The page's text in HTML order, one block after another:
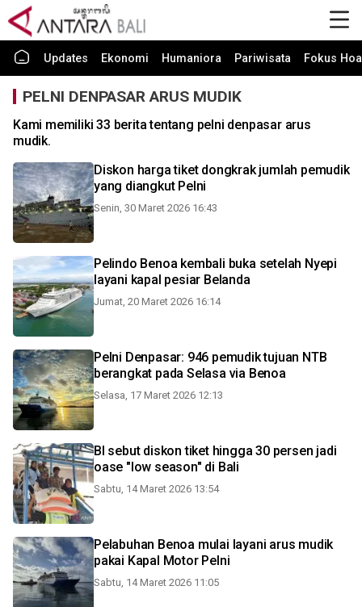
Updates Ekonomi Humaniora Pariwisata Fokus
PELNI DENPASAR ARUS MUDIK
Kami memiliki 33 berita tentang pelni denpasar arus
mudik.
Diskon harga tiket dongkrak jumlah pemudik
yang diangkut Pelni
Senin, 30 Maret 2026 16:43
Pelindo Benoa kembali buka setelah Nyepi
layani kapal pesiar Belanda
Jumat, 20 Maret 2026 16:14
Pelni Denpasar: 946 pemudik tujuan NTB
berangkat pada Selasa via Benoa
Selasa, 17 Maret 2026 12:13
BI sebut diskon tiket hingga 30 persen jadi
oase "low season" di Bali
Sabtu, 14 Maret 2026 13:54
Pelabuhan Benoa mulai layani arus mudik
pakai Kapal Motor Pelni
Sabtu, 14 Maret 2026 11:05